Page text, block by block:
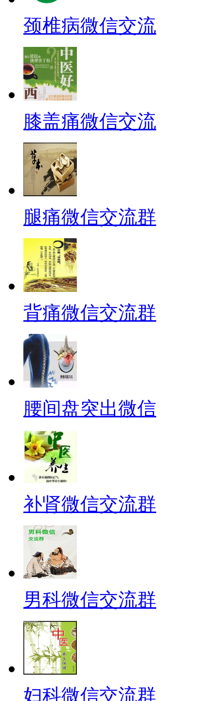
颈椎病微信交流
膝盖痛微信交流
腿痛微信交流群
背痛微信交流群
腰间盘突出微信
补肾微信交流群
男科微信交流群
妇科微信交流群